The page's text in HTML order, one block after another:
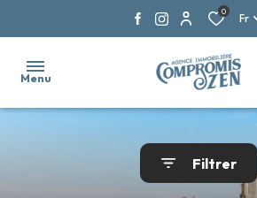
0
Fr
Menu
Filtrer